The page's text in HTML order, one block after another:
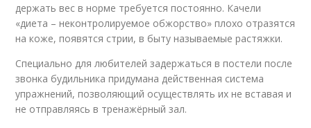
держать вес в норме требуется постоянно. Качели
«диета – неконтролируемое обжорство» плохо отразятся
на коже, появятся стрии, в быту называемые растяжки.
Специально для любителей задержаться в постели после
звонка будильника придумана действенная система
упражнений, позволяющий осуществлять их не вставая и
не отправляясь в тренажёрный зал.